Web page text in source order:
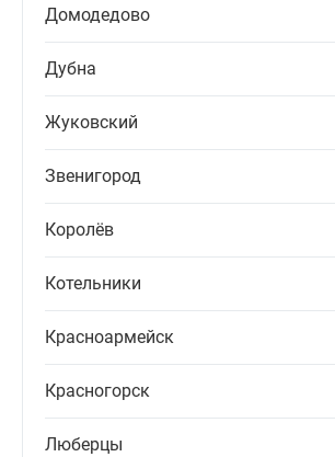
Домодедово
Дубна
Жуковский
Звенигород
Королёв
Котельники
Красноармейск
Красногорск
Люберцы